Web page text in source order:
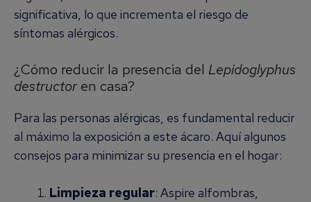
significativa, lo que incrementa el riesgo de
síntomas alérgicos.
¿Cómo reducir la presencia del Lepidoglyphus
destructoren casa?
Para las personas alérgicas, es fundamental reducir
al máximo la exposición a este ácaro. Aquí algunos
consejos para minimizar su presencia en el hogar:
Limpieza regular: Aspire alfombras,